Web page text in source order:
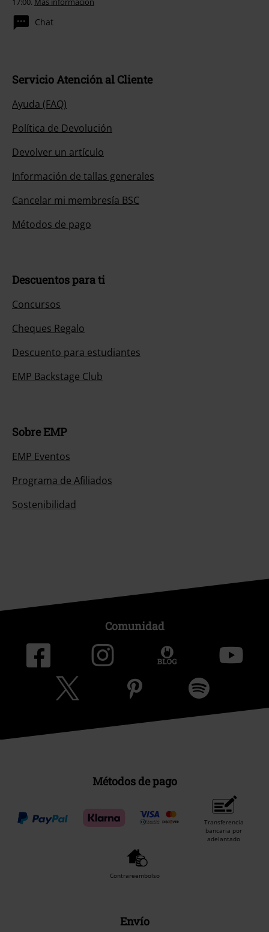
Chat
Servicio Atención al Cliente
Ayuda (FAQ)
Política de Devolución
Devolver un artículo
Información de tallas generales
Cancelar mi membresía BSC
Métodos de pago
Descuentos para ti
Concursos
Cheques Regalo
Descuento para estudiantes
EMP Backstage Club
Sobre EMP
EMP Eventos
Programa de Afiliados
Sostenibilidad
Comunidad
Métodos de pago
Transferencia
bancaria por
adelantado
Contrareembolso
Envío